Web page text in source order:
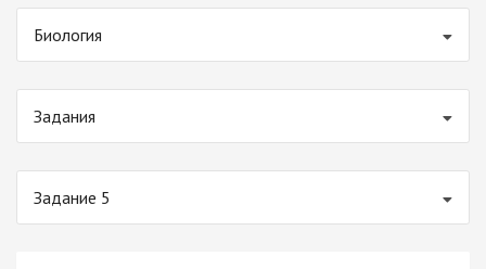
Биология
Задания
Задание 5